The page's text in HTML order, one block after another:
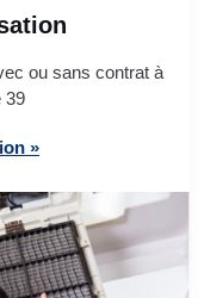
ou sans contrat à
39
»